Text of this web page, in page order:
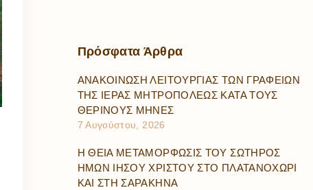
Πρόσφατα Άρθρα
ΑΝΑΚΟΙΝΩΣΗ ΛΕΙΤΟΥΡΓΙΑΣ ΤΩΝ ΓΡΑΦΕΙΩΝ
ΤΗΣ ΙΕΡΑΣ ΜΗΤΡΟΠΟΛΕΩΣ ΚΑΤΑ ΤΟΥΣ
ΘΕΡΙΝΟΥΣ ΜΗΝΕΣ
7 Αυγούστου, 2026
Η ΘΕΙΑ ΜΕΤΑΜΟΡΦΩΣΙΣ ΤΟΥ ΣΩΤΗΡΟΣ
ΗΜΩΝ ΙΗΣΟΥ ΧΡΙΣΤΟΥ ΣΤΟ ΠΛΑΤΑΝΟΧΩΡΙ
ΚΑΙ ΣΤΗ ΣΑΡΑΚΗΝΑ